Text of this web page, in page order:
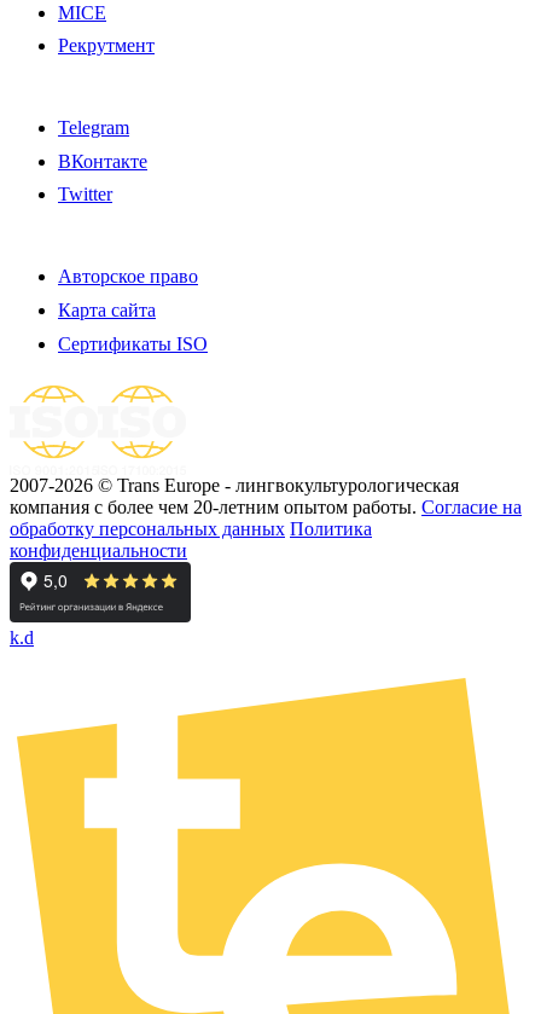
MICE
Рекрутмент
Telegram
ВКонтакте
Twitter
Авторское право
Карта сайта
Сертификаты ISO
2007-2026 © Trans Europe - лингвокультурологическая
компания с более чем 20-летним опытом работы. Cогласие на
обработку персональных данных Политика
конфиденциальности
k.d